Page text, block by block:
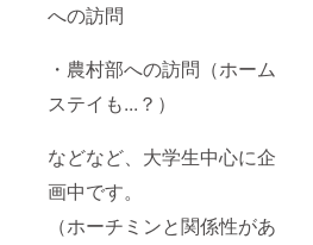
への訪問
・農村部への訪問（ホーム
ステイも...？）
などなど、大学生中心に企
画中です。
（ホーチミンと関係性があ